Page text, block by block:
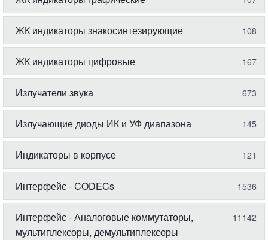
ЖК индикаторы знакосинтезирующие 108
ЖК индикаторы цифровые 167
Излучатели звука 673
Излучающие диоды ИК и УФ диапазона 145
Индикаторы в корпусе 121
Интерфейс - CODECs 1536
Интерфейс - Аналоговые коммутаторы,
мультиплексоры, демультиплексоры
11142